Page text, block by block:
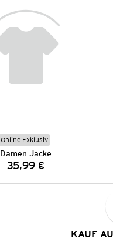
Online Exklusiv
Damen Jacke
Preis:
35,99 €
KAUF